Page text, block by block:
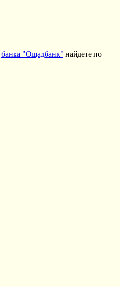
банка "Ощадбанк" найдете по